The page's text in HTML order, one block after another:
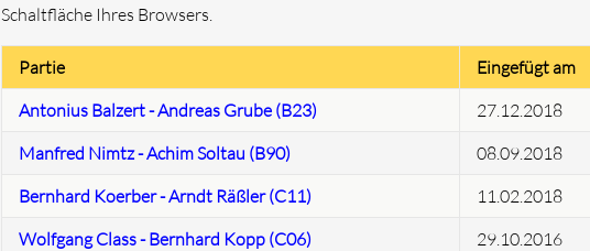
Schaltfläche Ihres Browsers.
Partie Eingefügt am
Antonius Balzert - Andreas Grube (B23)
27.12.2018
Manfred Nimtz - Achim Soltau (B90)
08.09.2018
Bernhard Koerber - Arndt Räßler (C11)
11.02.2018
Wolfgang Class - Bernhard Kopp (C06)
29.10.2016